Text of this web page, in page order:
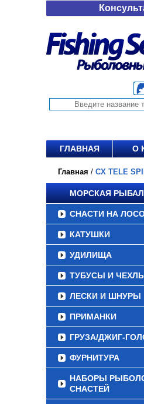
ГЛАВНАЯ О
Главная / CX TELE
МОРСКАЯ
СНАСТИ НА
КАТУШКИ
УДИЛИЩА
ТУБУСЫ И
ЛЕСКИ И ШНУРЫ
ПРИМАНКИ
ГРУЗА/ДЖИГ-
ФУРНИТУРА
НАБОРЫ
СНАСТЕЙ